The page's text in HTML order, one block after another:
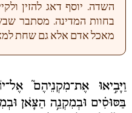
השדה. יוסף דאג להזין
בחוות המדינה. מסתבר
מאכל אדם אלא גם שחת
וַיָּבִ֣יאוּ אֶת־מִקְנֵיהֶם֮
בַּסּוּסִ֗ים וּבְמִקְנֵ֥ה הַצֹּ֛אן